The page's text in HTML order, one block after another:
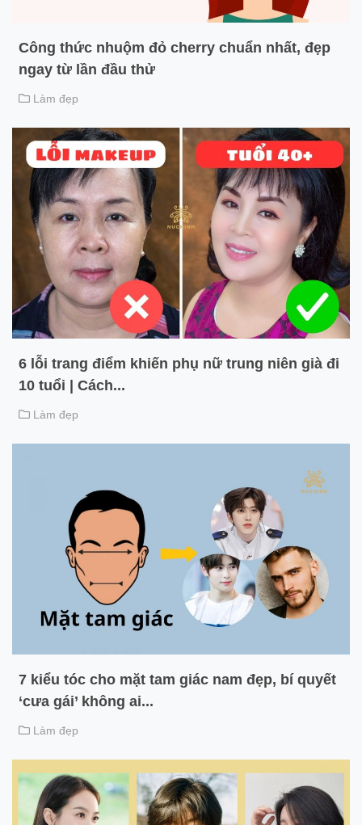
Công thức nhuộm đỏ cherry chuẩn nhất, đẹp
ngay từ lần đầu thử
Làm đẹp
6 lỗi trang điểm khiến phụ nữ trung niên già đi
10 tuổi | Cách...
Làm đẹp
7 kiểu tóc cho mặt tam giác nam đẹp, bí quyết
‘cưa gái’ không ai...
Làm đẹp